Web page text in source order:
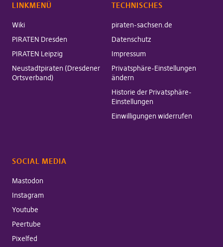
LINKMENÜ
Wiki
PIRATEN Dresden
PIRATEN Leipzig
Neustadtpiraten (Dresdener
Ortsverband)
TECHNISCHES
piraten-sachsen.de
Datenschutz
Impressum
Privatsphäre-Einstellungen
ändern
Historie der Privatsphäre-
Einstellungen
Einwilligungen widerrufen
SOCIAL MEDIA
Mastodon
Instagram
Youtube
Peertube
Pixelfed